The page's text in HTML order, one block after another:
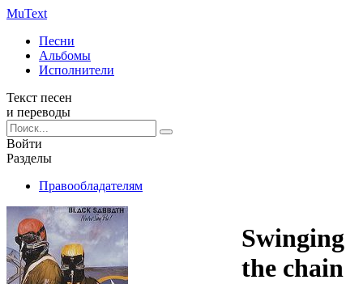
MuText
Песни
Альбомы
Исполнители
Текст песен
и переводы
Войти
Разделы
Правообладателям
Swinging
the chain